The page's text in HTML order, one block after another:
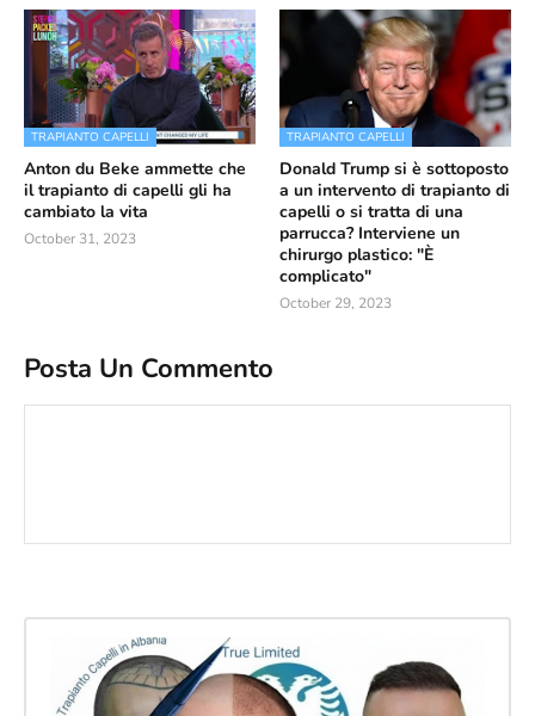
TRAPIANTO CAPELLI
Anton du Beke ammette che
il trapianto di capelli gli ha
cambiato la vita
October 31, 2023
TRAPIANTO CAPELLI
Donald Trump si è sottoposto
a un intervento di trapianto di
capelli o si tratta di una
parrucca? Interviene un
chirurgo plastico: "È
complicato"
October 29, 2023
Posta Un Commento